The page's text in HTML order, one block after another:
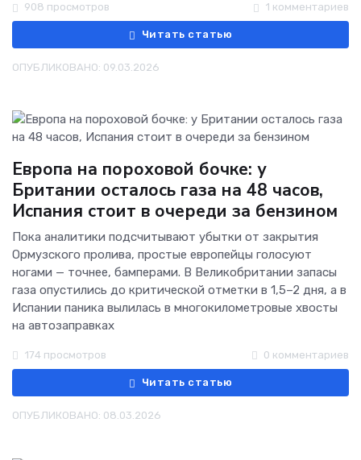
908 просмотров 1 комментариев
Читать статью
ОПУБЛИКОВАНО: 09.03.2026
Европа на пороховой бочке: у
Британии осталось газа на 48 часов,
Испания стоит в очереди за бензином
Пока аналитики подсчитывают убытки от закрытия
Ормузского пролива, простые европейцы голосуют
ногами — точнее, бамперами. В Великобритании запасы
газа опустились до критической отметки в 1,5–2 дня, а в
Испании паника вылилась в многокилометровые хвосты
на автозаправках
174 просмотров 0 комментариев
Читать статью
ОПУБЛИКОВАНО: 08.03.2026